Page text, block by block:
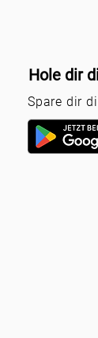
Hole dir
Spare dir